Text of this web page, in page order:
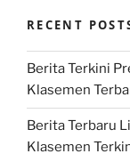
RECENT
Berita Terkini
Klasemen
Berita Terbaru
Klasemen